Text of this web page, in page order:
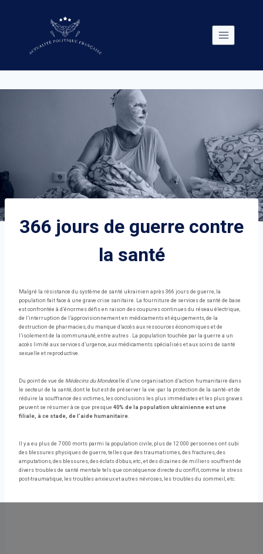
366 jours de guerre contre
la santé
Malgré la résistance du système de santé ukrainien après 366 jours de guerre, la
population fait face à une grave crise sanitaire. La fourniture de services de santé de base
est confrontée à d’énormes défis en raison des coupures continues du réseau électrique,
de l’interruption de l’approvisionnement en médicaments et équipements, de la
destruction de pharmacies, du manque d’accès aux ressources économiques et de
l’isolement de la communauté, entre autres . La population touchée par la guerre a un
accès limité aux services d’urgence, aux médicaments spécialisés et aux soins de santé
sexuelle et reproductive.
Du point de vue de Médecins du Mondecelle d’une organisation d’action humanitaire dans
le secteur de la santé, dont le but est de préserver la vie -par la protection de la santé- et de
réduire la souffrance des victimes, les conclusions les plus immédiates et les plus graves
peuvent se résumer à ce que presque 40% de la population ukrainienne est une
filiale, à ce stade, de l’aide humanitaire.
Il y a eu plus de 7 000 morts parmi la population civile, plus de 12 000 personnes ont subi
des blessures physiques de guerre, telles que des traumatismes, des fractures, des
amputations, des blessures, des éclats d’obus, etc., et des dizaines de milliers souffrent de
divers troubles de santé mentale tels que conséquence directe du conflit, comme le stress
post-traumatique, les troubles anxieux et autres névroses, les troubles du sommeil, etc.